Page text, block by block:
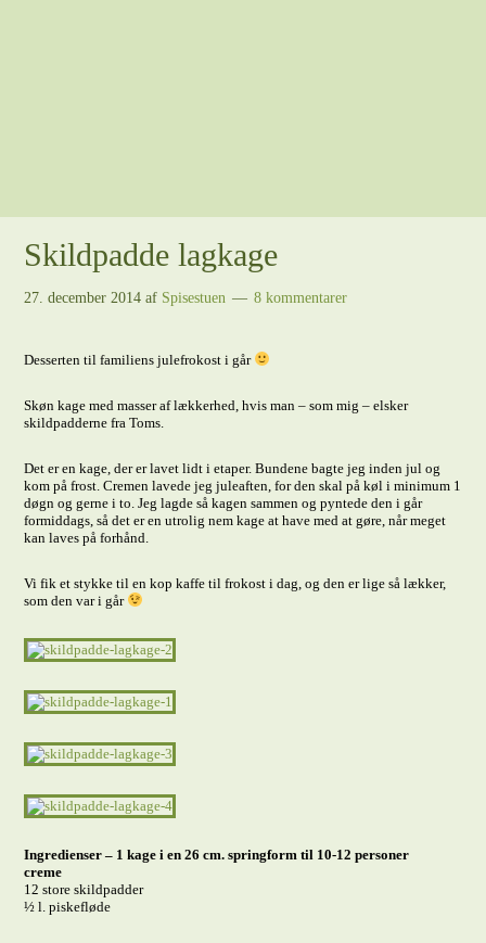
Skildpadde lagkage
27. december 2014 af Spisestuen 8 kommentarer
Desserten til familiens julefrokost i går
Skøn kage med masser af lækkerhed, hvis man – som mig – elsker
skildpadderne fra Toms.
Det er en kage, der er lavet lidt i etaper. Bundene bagte jeg inden jul og
kom på frost. Cremen lavede jeg juleaften, for den skal på køl i minimum 1
døgn og gerne i to. Jeg lagde så kagen sammen og pyntede den i går
formiddags, så det er en utrolig nem kage at have med at gøre, når meget
kan laves på forhånd.
Vi fik et stykke til en kop kaffe til frokost i dag, og den er lige så lækker,
som den var i går
Ingredienser – 1 kage i en 26 cm. springform til 10-12 personer
creme
12 store skildpadder
½ l. piskefløde